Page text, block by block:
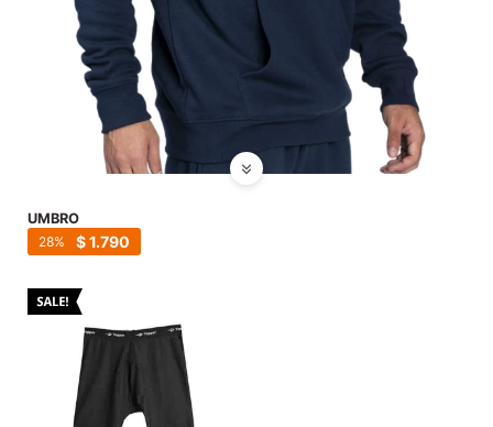
UMBRO
$1.790
28